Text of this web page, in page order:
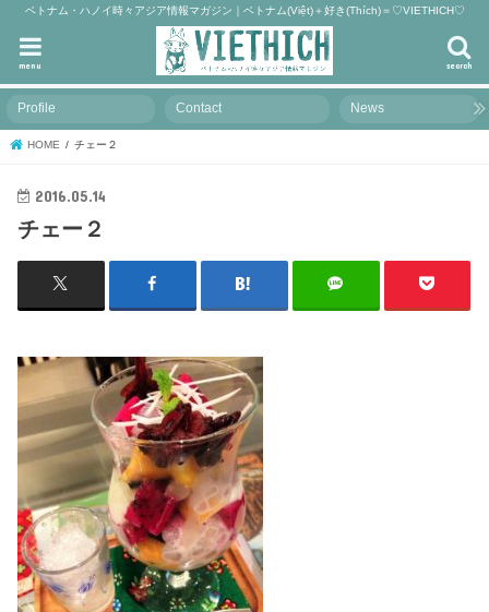
ベトナム・ハノイ時々アジア情報マガジン｜ベトナム(Việt)＋好き(Thích)＝♡VIETHICH♡
search
menu
Profile Contact News
HOME チェー２
2016.05.14
チェー２